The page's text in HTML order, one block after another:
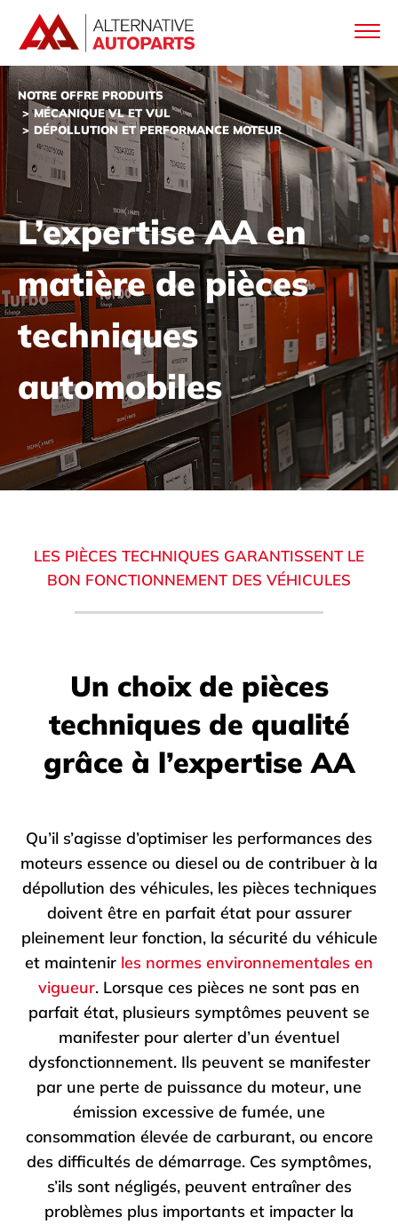
NOTRE OFFRE PRODUITS
MÉCANIQUE VL ET VUL
DÉPOLLUTION ET PERFORMANCE MOTEUR
L’expertise AA en
matière de pièces
techniques
automobiles
LES PIÈCES TECHNIQUES GARANTISSENT LE
BON FONCTIONNEMENT DES VÉHICULES
Un choix de pièces
techniques de qualité
grâce à l’expertise AA
Qu’il s’agisse d’optimiser les performances des
moteurs essence ou diesel ou de contribuer à la
dépollution des véhicules, les pièces techniques
doivent être en parfait état pour assurer
pleinement leur fonction, la sécurité du véhicule
et maintenir les normes environnementales en
vigueur. Lorsque ces pièces ne sont pas en
parfait état, plusieurs symptômes peuvent se
manifester pour alerter d’un éventuel
dysfonctionnement. Ils peuvent se manifester
par une perte de puissance du moteur, une
émission excessive de fumée, une
consommation élevée de carburant, ou encore
des difficultés de démarrage. Ces symptômes,
s’ils sont négligés, peuvent entraîner des
problèmes plus importants et impacter la